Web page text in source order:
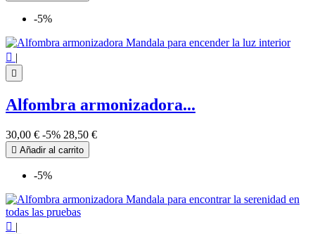
-5%
 |

Alfombra armonizadora...
30,00 € -5% 28,50 €
 Añadir al carrito
-5%
 |